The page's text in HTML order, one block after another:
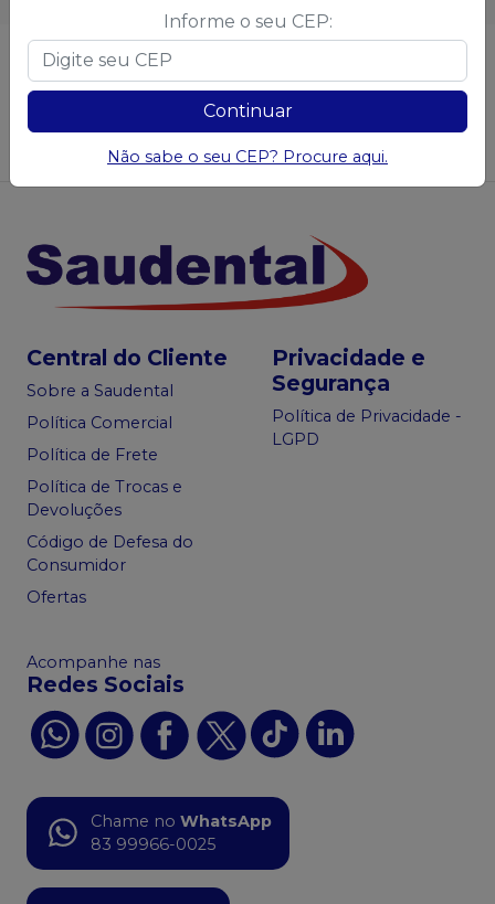
Não achou algum produto?
Saudental
Central do Cliente
Sobre a Saudental
Política Comercial
Política de Frete
Política de Trocas e
Devoluções
Código de Defesa do
Consumidor
Ofertas
Privacidade e
Segurança
Política de Privacidade -
LGPD
Acompanhe nas
Redes Sociais
Chame no WhatsApp
83 99966-0025
Informe o seu CEP:
Continuar
Não sabe o seu CEP? Procure aqui.